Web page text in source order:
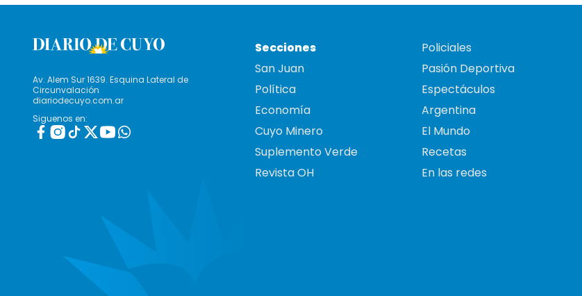
Av. Alem Sur 1639. Esquina Lateral de
Circunvalación
diariodecuyo.com.ar
Siguenos en:
Secciones
San Juan
Política
Economía
Cuyo Minero
Suplemento Verde
Revista OH
Policiales
Pasión Deportiva
Espectáculos
Argentina
El Mundo
Recetas
En las redes